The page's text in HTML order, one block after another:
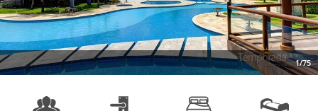
1/75
Next